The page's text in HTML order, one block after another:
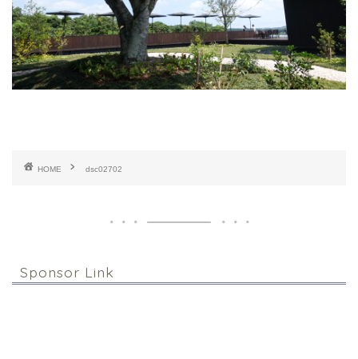
HOME dsc02702
Sponsor Link